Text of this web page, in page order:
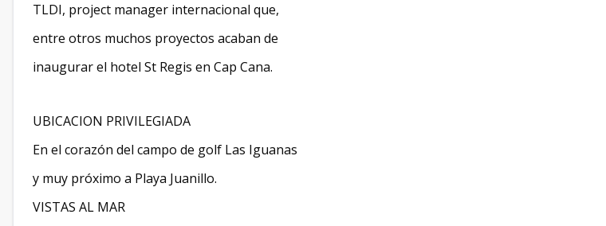
TLDI, project manager internacional que,
entre otros muchos proyectos acaban de
inaugurar el hotel St Regis en Cap Cana.
UBICACION PRIVILEGIADA
En el corazón del campo de golf Las Iguanas
y muy próximo a Playa Juanillo.
VISTAS AL MAR